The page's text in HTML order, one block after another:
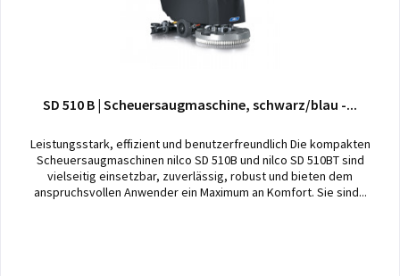
SD 510 B | Scheuersaugmaschine, schwarz/blau -...
Leistungsstark, effizient und benutzerfreundlich Die kompakten
Scheuersaugmaschinen nilco SD 510B und nilco SD 510BT sind
vielseitig einsetzbar, zuverlässig, robust und bieten dem
anspruchsvollen Anwender ein Maximum an Komfort. Sie sind...